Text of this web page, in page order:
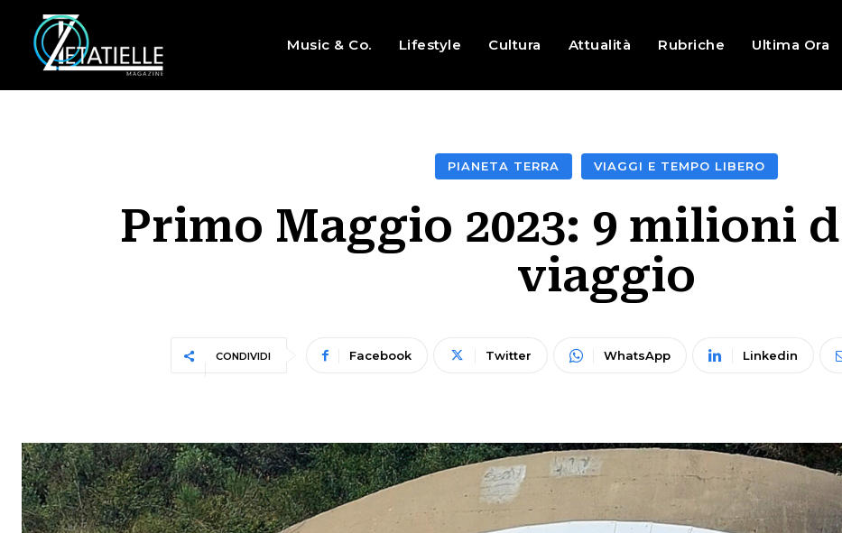
Music & Co. Lifestyle Cultura Attualità Rubriche Ultima Ora
PIANETA TERRA VIAGGI E TEMPO LIBERO
Primo Maggio 2023: 9 milioni
viaggio
CONDIVIDI Facebook Twitter WhatsApp Linkedin